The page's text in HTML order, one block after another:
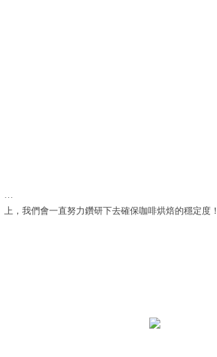
…
上，我們會一直努力鑽研下去確保咖啡烘焙的穩定度！